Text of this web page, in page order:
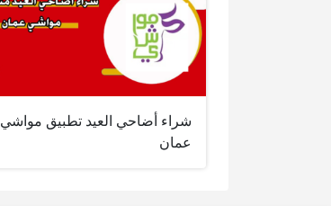
شراء أضاحي العيد تطبيق مواشي
عمان